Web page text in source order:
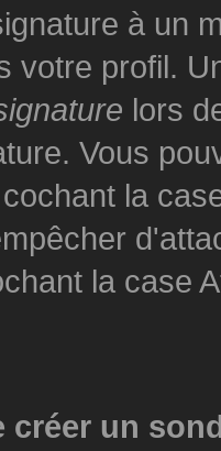
à un
votre profil.
lors
Vous
la
la case
créer un